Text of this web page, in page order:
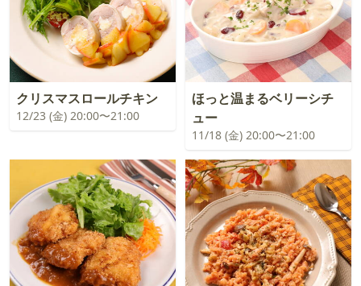
クリスマスロールチキン
12/23 (金) 20:00〜21:00
ほっと温まるベリーシチ
ュー
11/18 (金) 20:00〜21:00